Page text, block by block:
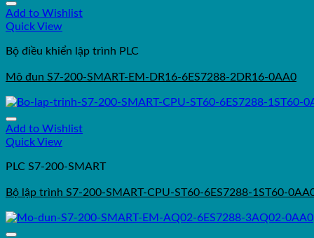
Add to Wishlist
Quick View
Bộ điều khiển lập trình PLC
Mô đun S7-200-SMART-EM-DR16-6ES7288-2DR16-0AA0
Add to Wishlist
Quick View
PLC S7-200-SMART
Bộ lập trình S7-200-SMART-CPU-ST60-6ES7288-1ST60-